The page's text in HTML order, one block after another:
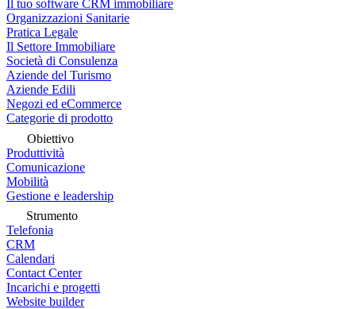
Il tuo software CRM immobiliare
Organizzazioni Sanitarie
Pratica Legale
Il Settore Immobiliare
Società di Consulenza
Aziende del Turismo
Aziende Edili
Negozi ed eCommerce
Categorie di prodotto
Obiettivo
Produttività
Comunicazione
Mobilità
Gestione e leadership
Strumento
Telefonia
CRM
Calendari
Contact Center
Incarichi e progetti
Website builder